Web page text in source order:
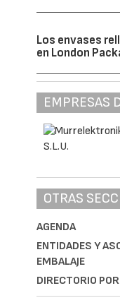
Los envases
en London
EMPRESAS
OTRAS
AGENDA
ENTIDADES Y
EMBALAJE
DIRECTORIO